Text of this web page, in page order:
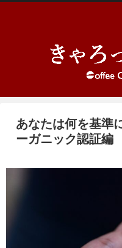
あなたは何を基準
ーガニック認証編